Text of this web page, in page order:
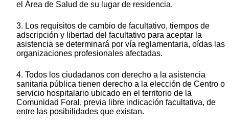
el Área de Salud de su lugar de residencia.
3. Los requisitos de cambio de facultativo, tiempos de
adscripción y libertad del facultativo para aceptar la
asistencia se determinará por vía reglamentaria, oídas las
organizaciones profesionales afectadas.
4. Todos los ciudadanos con derecho a la asistencia
sanitaria pública tienen derecho a la elección de Centro o
servicio hospitalario ubicado en el territorio de la
Comunidad Foral, previa libre indicación facultativa, de
entre las posibilidades que existan.